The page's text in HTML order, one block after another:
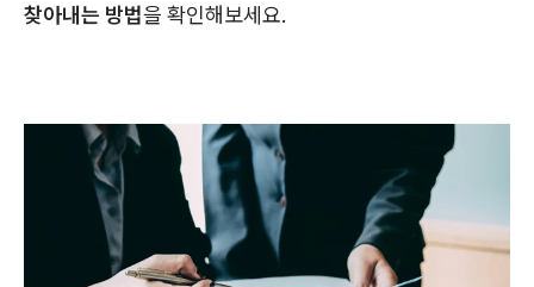
찾아내는 방법을 확인해보세요.